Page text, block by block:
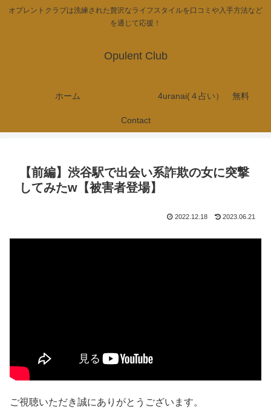
オプレントクラブは洗練された贅沢なライフスタイルを口コミや入手方法など
を通じて応援！
Opulent Club
ホーム 4uranai(４占い） 無料
Contact
【前編】渋谷駅で出会い系詐欺の女に突撃
してみたw【被害者登場】
2022.12.18 2023.06.21
ご視聴いただき誠にありがとうございます。